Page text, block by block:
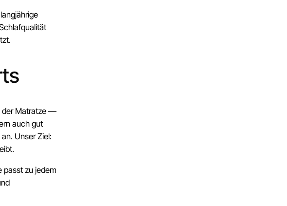
der Matratze —
auch gut
Unser Ziel:
passt zu jedem